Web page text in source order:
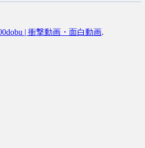
RSS
| 衝撃動画・面白動画.